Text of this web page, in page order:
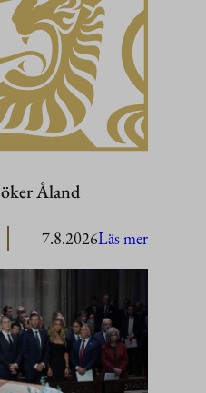
Åland
7.8.2026Läs mer:
besöker